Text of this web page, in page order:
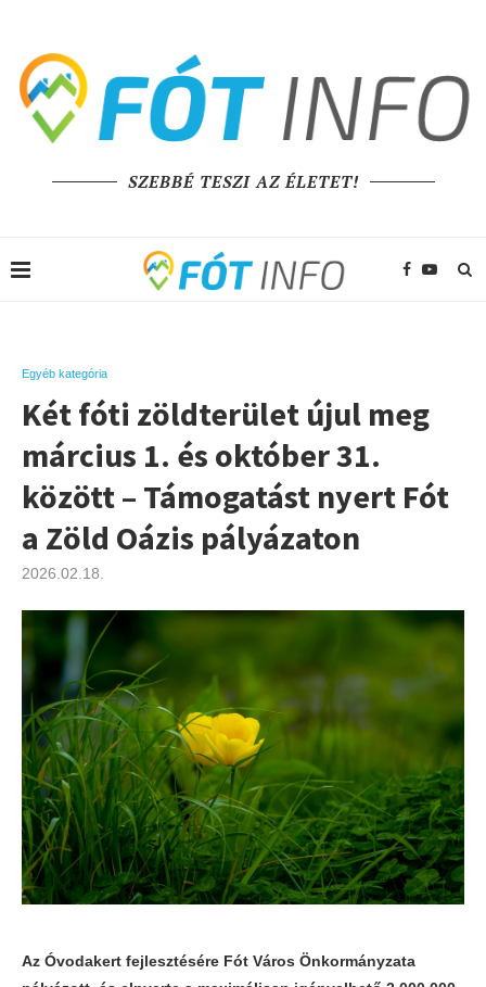
SZEBBÉ TESZI AZ ÉLETET!
Egyéb kategória
Két fóti zöldterület újul meg
március 1. és október 31.
között – Támogatást nyert Fót
a Zöld Oázis pályázaton
2026.02.18.
Az Óvodakert fejlesztésére Fót Város Önkormányzata